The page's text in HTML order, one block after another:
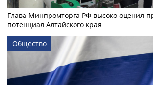
Глава Минпромторга РФ высоко оценил
потенциал Алтайского края
Общество